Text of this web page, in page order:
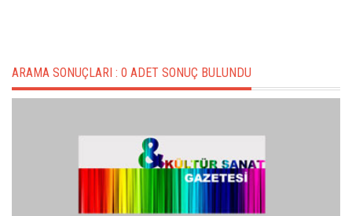
ARAMA SONUÇLARI : 0 ADET SONUÇ BULUNDU